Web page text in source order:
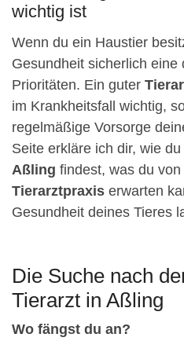
wichtig ist
Wenn du ein Haustier
Gesundheit sicherlich eine
Prioritäten. Ein guter
im Krankheitsfall wichtig,
regelmäßige Vorsorge
Seite erkläre ich dir, wie
Aßling findest, was du
Tierarztpraxis erwarten
Gesundheit deines Tieres
Die Suche nach
Tierarzt in Aßling
Wo fängst du an?